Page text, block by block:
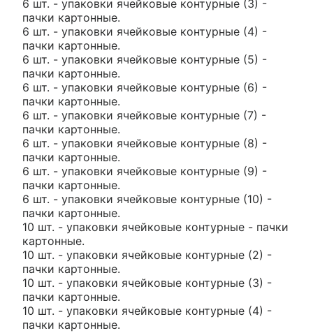
6 шт. - упаковки ячейковые контурные (3) -
пачки картонные.
6 шт. - упаковки ячейковые контурные (4) -
пачки картонные.
6 шт. - упаковки ячейковые контурные (5) -
пачки картонные.
6 шт. - упаковки ячейковые контурные (6) -
пачки картонные.
6 шт. - упаковки ячейковые контурные (7) -
пачки картонные.
6 шт. - упаковки ячейковые контурные (8) -
пачки картонные.
6 шт. - упаковки ячейковые контурные (9) -
пачки картонные.
6 шт. - упаковки ячейковые контурные (10) -
пачки картонные.
10 шт. - упаковки ячейковые контурные - пачки
картонные.
10 шт. - упаковки ячейковые контурные (2) -
пачки картонные.
10 шт. - упаковки ячейковые контурные (3) -
пачки картонные.
10 шт. - упаковки ячейковые контурные (4) -
пачки картонные.